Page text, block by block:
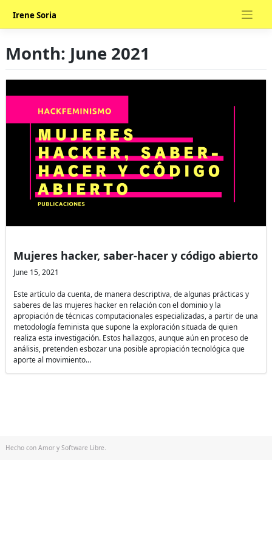
content
Irene Soria
Month: June 2021
Mujeres hacker, saber-hacer y código abierto
June 15, 2021
Este artículo da cuenta, de manera descriptiva, de algunas prácticas y
saberes de las mujeres hacker en relación con el dominio y la
apropiación de técnicas computacionales especializadas, a partir de una
metodología feminista que supone la exploración situada de quien
realiza esta investigación. Estos hallazgos, aunque aún en proceso de
análisis, pretenden esbozar una posible apropiación tecnológica que
aporte al movimiento…
Hecho con Amor y Software Libre.